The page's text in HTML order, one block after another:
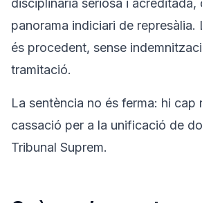
disciplinària seriosa i acreditada,
panorama indiciari de represàlia.
és procedent, sense
tramitació.
La sentència no és ferma: hi cap
cassació per a la unificació de
Tribunal Suprem.